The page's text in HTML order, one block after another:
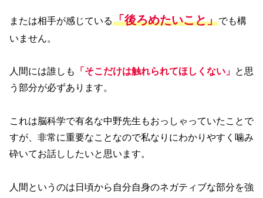
または相手が感じている「後ろめたいこと」でも構
いません。
人間には誰しも 「そこだけは触れられてほしくない」 と思
う部分が必ずあります。
これは脳科学で有名な中野先生もおっしゃっていたことで
すが、非常に重要なことなので私なりにわかりやすく噛み
砕いてお話ししたいと思います。
人間というのは日頃から自分自身のネガティブな部分を強